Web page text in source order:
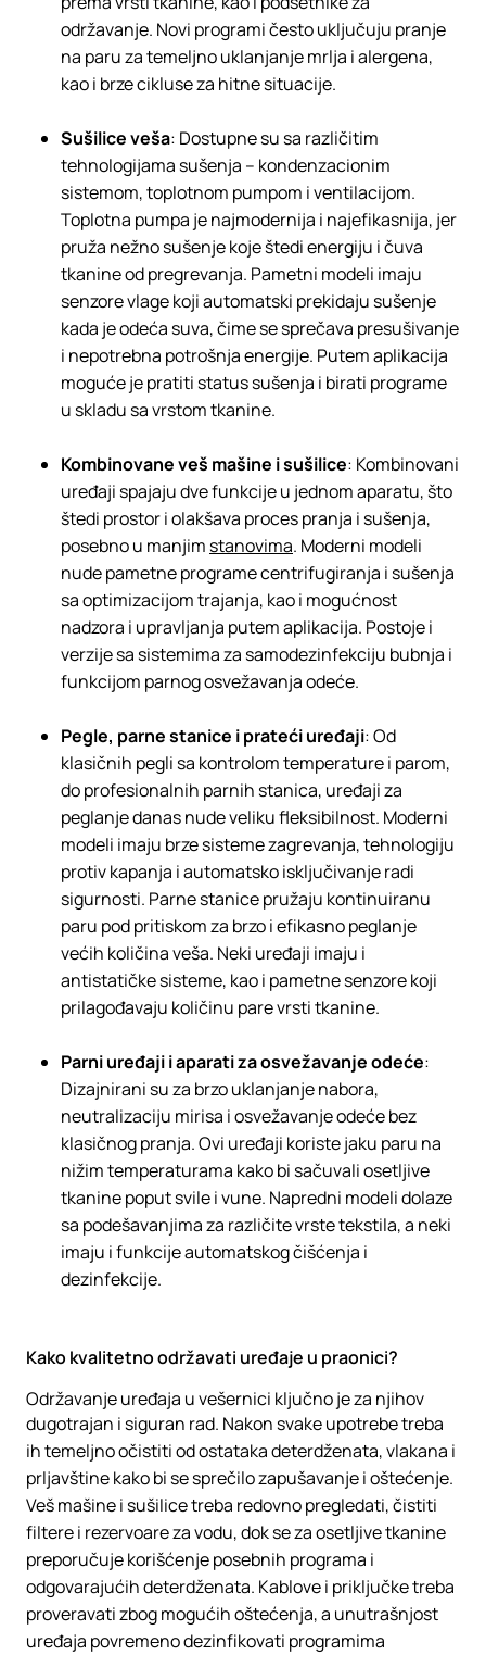
održavanje. Novi programi često uključuju pranje
na paru za temeljno uklanjanje mrlja i alergena,
kao i brze cikluse za hitne situacije.
Sušilice veša: Dostupne su sa različitim
tehnologijama sušenja – kondenzacionim
sistemom, toplotnom pumpom i ventilacijom.
Toplotna pumpa je najmodernija i najefikasnija, jer
pruža nežno sušenje koje štedi energiju i čuva
tkanine od pregrevanja. Pametni modeli imaju
senzore vlage koji automatski prekidaju sušenje
kada je odeća suva, čime se sprečava presušivanje
i nepotrebna potrošnja energije. Putem aplikacija
moguće je pratiti status sušenja i birati programe
u skladu sa vrstom tkanine.
Kombinovane veš mašine i sušilice: Kombinovani
uređaji spajaju dve funkcije u jednom aparatu, što
štedi prostor i olakšava proces pranja i sušenja,
posebno u manjim stanovima. Moderni modeli
nude pametne programe centrifugiranja i sušenja
sa optimizacijom trajanja, kao i mogućnost
nadzora i upravljanja putem aplikacija. Postoje i
verzije sa sistemima za samodezinfekciju bubnja i
funkcijom parnog osvežavanja odeće.
Pegle, parne stanice i prateći uređaji: Od
klasičnih pegli sa kontrolom temperature i parom,
do profesionalnih parnih stanica, uređaji za
peglanje danas nude veliku fleksibilnost. Moderni
modeli imaju brze sisteme zagrevanja, tehnologiju
protiv kapanja i automatsko isključivanje radi
sigurnosti. Parne stanice pružaju kontinuiranu
paru pod pritiskom za brzo i efikasno peglanje
većih količina veša. Neki uređaji imaju i
antistatičke sisteme, kao i pametne senzore koji
prilagođavaju količinu pare vrsti tkanine.
Parni uređaji i aparati za osvežavanje odeće:
Dizajnirani su za brzo uklanjanje nabora,
neutralizaciju mirisa i osvežavanje odeće bez
klasičnog pranja. Ovi uređaji koriste jaku paru na
nižim temperaturama kako bi sačuvali osetljive
tkanine poput svile i vune. Napredni modeli dolaze
sa podešavanjima za različite vrste tekstila, a neki
imaju i funkcije automatskog čišćenja i
dezinfekcije.
Kako kvalitetno održavati uređaje u praonici?
Održavanje uređaja u vešernici ključno je za njihov
dugotrajan i siguran rad. Nakon svake upotrebe treba
ih temeljno očistiti od ostataka deterdženata, vlakana i
prljavštine kako bi se sprečilo zapušavanje i oštećenje.
Veš mašine i sušilice treba redovno pregledati, čistiti
filtere i rezervoare za vodu, dok se za osetljive tkanine
preporučuje korišćenje posebnih programa i
odgovarajućih deterdženata. Kablove i priključke treba
proveravati zbog mogućih oštećenja, a unutrašnjost
uređaja povremeno dezinfikovati programima